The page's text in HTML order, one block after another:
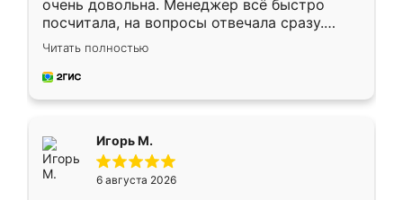
очень довольна. Менеджер всё быстро
посчитала, на вопросы отвечала сразу.
Замерщик приехал в субботу, подошёл к
делу со всей ответственностью. Собрали
за день, ребята работали аккуратно, даже
Читать полностью
Игорь М.
6 августа 2026